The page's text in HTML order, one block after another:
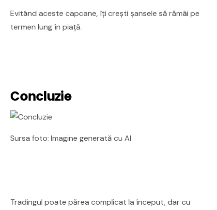
Evitând aceste capcane, îți crești șansele să rămâi pe
termen lung în piață.
Concluzie
Sursa foto: Imagine generată cu AI
Tradingul poate părea complicat la început, dar cu